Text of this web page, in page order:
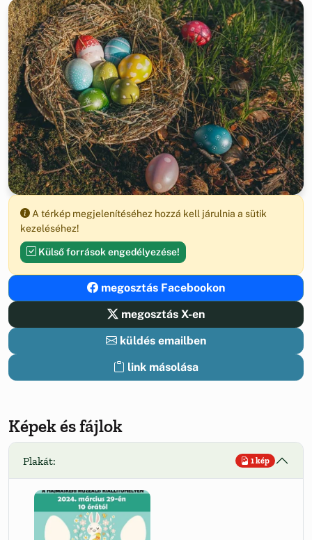
A térkép megjelenítéséhez hozzá kell járulnia a sütik
kezeléséhez!
Külső források engedélyezése!
megosztás Facebookon
megosztás X-en
küldés emailben
link másolása
Képek és fájlok
Plakát: 1 kép